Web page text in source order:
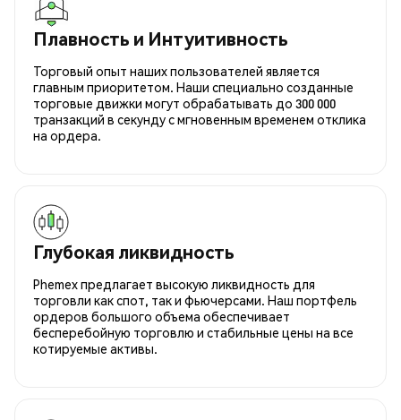
Плавность и Интуитивность
Торговый опыт наших пользователей является
главным приоритетом. Наши специально созданные
торговые движки могут обрабатывать до 300 000
транзакций в секунду с мгновенным временем отклика
на ордера.
Глубокая ликвидность
Phemex предлагает высокую ликвидность для
торговли как спот, так и фьючерсами. Наш портфель
ордеров большого объема обеспечивает
бесперебойную торговлю и стабильные цены на все
котируемые активы.